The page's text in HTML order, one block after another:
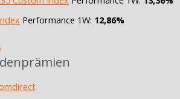
Performance 1W: 12,86%